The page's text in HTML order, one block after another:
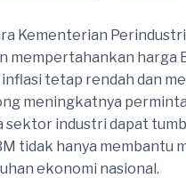
Kementerian
mempertahankan harga
tetap rendah dan
meningkatnya
sektor industri dapat
tidak hanya membantu
ekonomi nasional.